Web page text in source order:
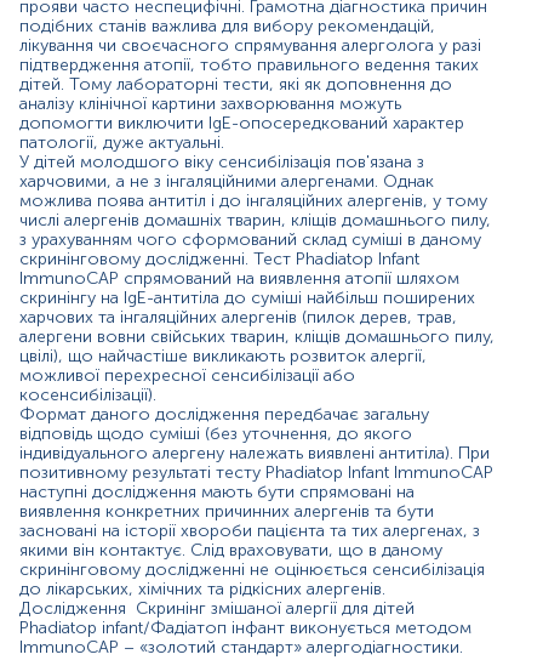
Дослідження Скринінг змішаної алергії для дітей
Phadiatop infant/Фадіатоп інфант виконується методом
ІmmunoCAP – «золотий стандарт» алергодіагностики.
Переваги методики ІmmunoCAP:
ІmmunoCAP дозволяє з високою точністю
виділити тригерні алергени, коректно підібрати
терапію та елімінаційні заходи, що дає змогу
суттєво покращити якість життя пацієнта;
кількісний аналіз кожного з окремих алергенів;
не має протипоказань до проведення, не несе
ризику ускладнень для пацієнта;
на результат тесту не впливає прийом топічних
стероїдів, антигістамінних, гормональних та інших
лікарських препаратів, не залежить від стану
шкіри, вагітності, віку;
дослідження на алергени ІmmunoCAP можна
проводити під час цвітіння та в гострий період
захворювання.
Матеріал
сироватка крові
*Одиниці вимірювання, референтні значення та діапазон
вимірювань можуть змінюватися у відповідності до зміни
тест-систем.
прояви часто неспецифічні. Грамотна діагностика причин
подібних станів важлива для вибору рекомендацій,
лікування чи своєчасного спрямування алерголога у разі
підтвердження атопії, тобто правильного ведення таких
дітей. Тому лабораторні тести, які як доповнення до
аналізу клінічної картини захворювання можуть
допомогти виключити IgE-опосередкований характер
патології, дуже актуальні.
У дітей молодшого віку сенсибілізація пов'язана з
харчовими, а не з інгаляційними алергенами. Однак
можлива поява антитіл і до інгаляційних алергенів, у тому
числі алергенів домашніх тварин, кліщів домашнього пилу,
з урахуванням чого сформований склад суміші в даному
скринінговому дослідженні. Тест Phadiatop Infant
ImmunoCAP спрямований на виявлення атопії шляхом
скринінгу на IgE-антитіла до суміші найбільш поширених
харчових та інгаляційних алергенів (пилок дерев, трав,
алергени вовни свійських тварин, кліщів домашнього пилу,
цвілі), що найчастіше викликають розвиток алергії,
можливої ​​перехресної сенсибілізації або
косенсибілізації).
Формат даного дослідження передбачає загальну
відповідь щодо суміші (без уточнення, до якого
індивідуального алергену належать виявлені антитіла). При
позитивному результаті тесту Phadiatop Infant ImmunoCAP
наступні дослідження мають бути спрямовані на
виявлення конкретних причинних алергенів та бути
засновані на історії хвороби пацієнта та тих алергенах, з
якими він контактує. Слід враховувати, що в даному
скринінговому дослідженні не оцінюється сенсибілізація
до лікарських, хімічних та рідкісних алергенів.
Дослідження Скринінг змішаної алергії для дітей
Phadiatop infant/Фадіатоп інфант виконується методом
ІmmunoCAP – «золотий стандарт» алергодіагностики.